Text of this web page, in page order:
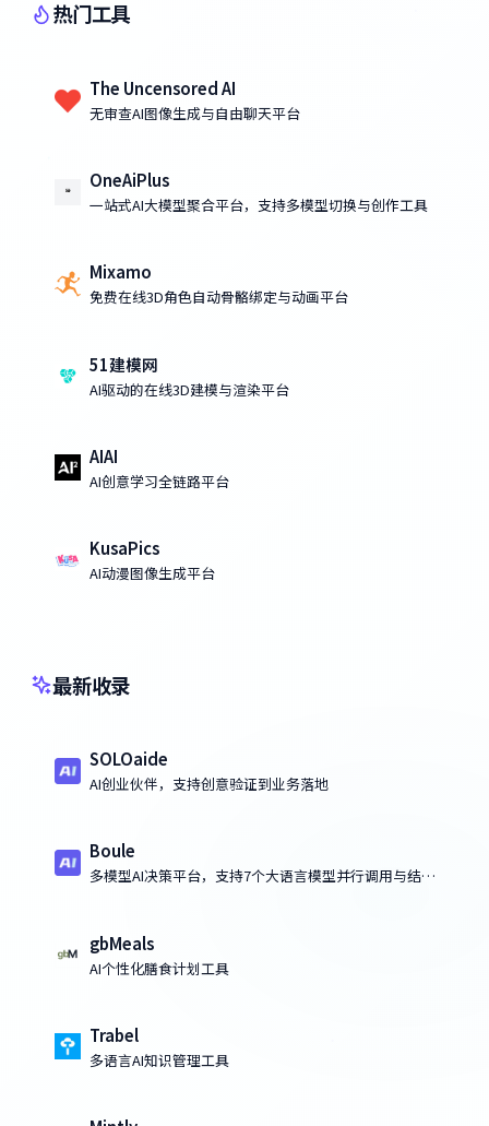
热门工具
The Uncensored AI
无审查AI图像生成与自由聊天平台
OneAiPlus
一站式AI大模型聚合平台，支持多模型切换与创作工具
Mixamo
免费在线3D角色自动骨骼绑定与动画平台
51建模网
AI驱动的在线3D建模与渲染平台
AIAI
AI创意学习全链路平台
KusaPics
AI动漫图像生成平台
最新收录
SOLOaide
AI创业伙伴，支持创意验证到业务落地
Boule
多模型AI决策平台，支持7个大语言模型并行调用与结果
gbMeals
AI个性化膳食计划工具
Trabel
多语言AI知识管理工具